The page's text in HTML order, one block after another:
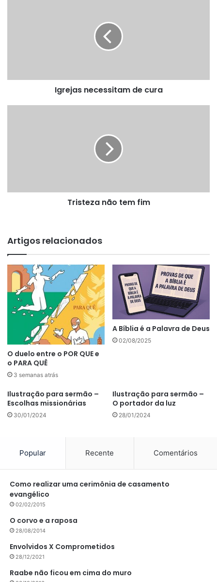
Igrejas necessitam de cura
Tristeza não tem fim
Artigos relacionados
O duelo entre o POR QUE e
o PARA QUÊ
3 semanas atrás
A Bíblia é a Palavra de Deus
02/08/2025
Ilustração para sermão –
Escolhas missionárias
30/01/2024
Ilustração para sermão –
O portador da luz
28/01/2024
Popular Recente Comentários
Como realizar uma cerimônia de casamento
evangélico
02/02/2015
O corvo e a raposa
28/08/2014
Envolvidos X Comprometidos
28/12/2021
Raabe não ficou em cima do muro